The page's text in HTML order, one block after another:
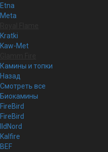
Etna
Meta
Kratki
Kaw-Met
Камины и топки
Назад
Смотреть все
Биокамины
FireBird
FireBird
IldNord
Kalfire
BEF